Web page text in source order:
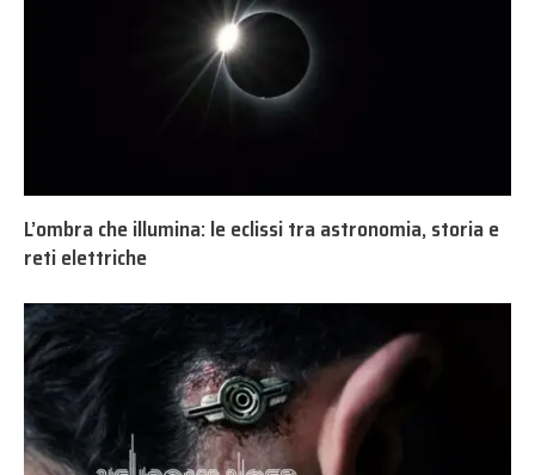
L’ombra che illumina: le eclissi tra astronomia, storia e
reti elettriche